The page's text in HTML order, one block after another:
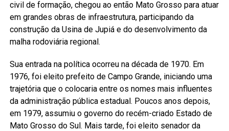
civil de formação, chegou ao então Mato Grosso para atuar
em grandes obras de infraestrutura, participando da
construção da Usina de Jupiá e do desenvolvimento da
malha rodoviária regional.
Sua entrada na política ocorreu na década de 1970. Em
1976, foi eleito prefeito de Campo Grande, iniciando uma
trajetória que o colocaria entre os nomes mais influentes
da administração pública estadual. Poucos anos depois,
em 1979, assumiu o governo do recém-criado Estado de
Mato Grosso do Sul. Mais tarde, foi eleito senador da